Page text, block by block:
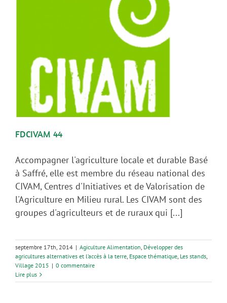
FDCIVAM 44
Accompagner l'agriculture locale et durable Basé
à Saffré, elle est membre du réseau national des
CIVAM, Centres d'Initiatives et de Valorisation de
l'Agriculture en Milieu rural. Les CIVAM sont des
groupes d'agriculteurs et de ruraux qui [...]
septembre 17th, 2014 | Agiculture Alimentation, Développer des
agricultures alternatives et l’accès à la terre, Espace thématique, Les stands,
Village 2015 | 0 commentaire
Lire plus